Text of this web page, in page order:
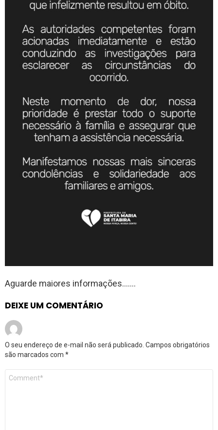
Aguarde maiores informações…….
DEIXE UM COMENTÁRIO
O seu endereço de e-mail não será publicado. Campos obrigatórios
são marcados com *
Comentário